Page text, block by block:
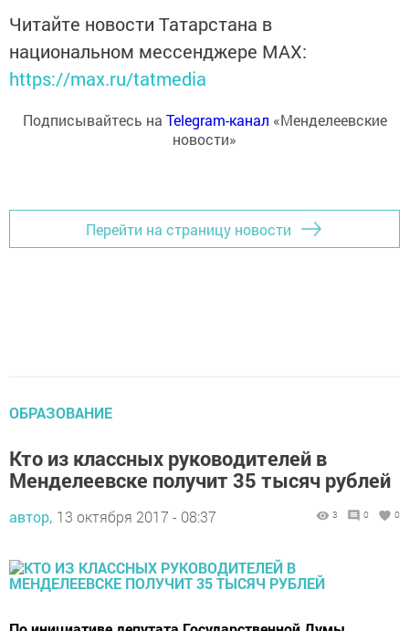
Читайте новости Татарстана в
национальном мессенджере MАХ:
https://max.ru/tatmedia
Подписывайтесь на Telegram-канал «Менделеевские
новости»
Перейти на страницу новости
ОБРАЗОВАНИЕ
Кто из классных руководителей в
Менделеевске получит 35 тысяч рублей
автор, 13 октября 2017 - 08:37 3 0 0